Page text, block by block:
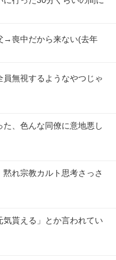
→喪中だから来ない(去年
無視するようなやつじゃ
、色んな同僚に意地悪し
黙れ宗教カルト思考さっさ
貰える」とか言われてい